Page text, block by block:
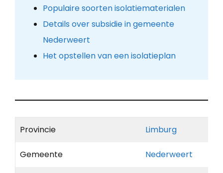
Populaire soorten isolatiematerialen
Details over subsidie in gemeente
Nederweert
Het opstellen van een isolatieplan
Provincie Limburg
Gemeente Nederweert